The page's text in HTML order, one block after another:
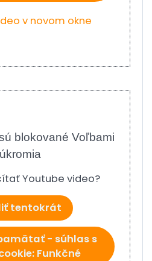
v novom okne
blokované Voľbami
Youtube video?
tentokrát
- súhlas s
Funkčné